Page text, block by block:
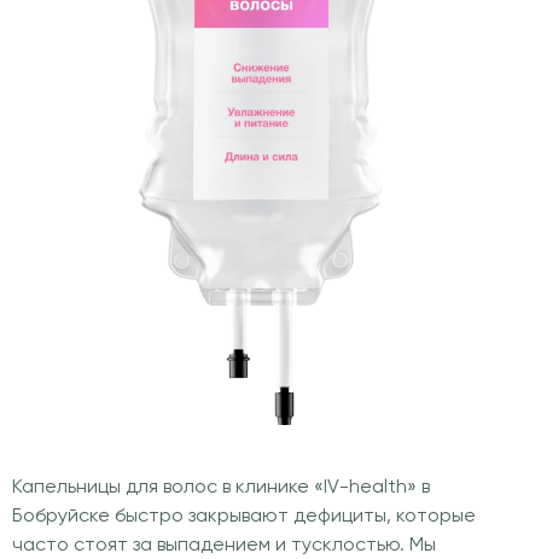
Капельницы для волос в клинике «IV-health» в
Бобруйске быстро закрывают дефициты, которые
часто стоят за выпадением и тусклостью. Мы